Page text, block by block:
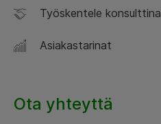
Työskentele konsulttina
Asiakastarinat
Ota yhteyttä